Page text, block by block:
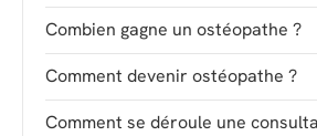
Combien gagne un ostéopathe ?
Comment devenir ostéopathe ?
Comment se déroule une